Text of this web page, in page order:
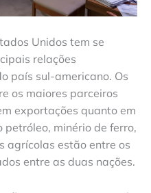
Unidos tem se
relações
país sul-americano. Os
os maiores parceiros
exportações quanto em
petróleo, minério de ferro,
agrícolas estão entre os
entre as duas nações.